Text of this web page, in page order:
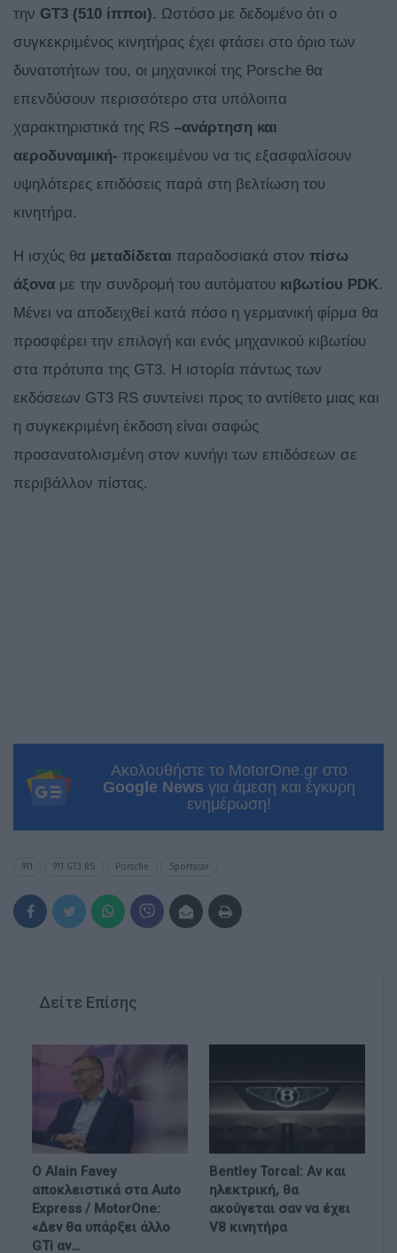
την GT3 (510 ίπποι). Ωστόσο με δεδομένο ότι ο
συγκεκριμένος κινητήρας έχει φτάσει στο όριο των
δυνατοτήτων του, οι μηχανικοί της Porsche θα
επενδύσουν περισσότερο στα υπόλοιπα
χαρακτηριστικά της RS –ανάρτηση και
αεροδυναμική- προκειμένου να τις εξασφαλίσουν
υψηλότερες επιδόσεις παρά στη βελτίωση του
κινητήρα.
Η ισχύς θα μεταδίδεται παραδοσιακά στον πίσω
άξονα με την συνδρομή του αυτόματου κιβωτίου PDK.
Μένει να αποδειχθεί κατά πόσο η γερμανική φίρμα θα
προσφέρει την επιλογή και ενός μηχανικού κιβωτίου
στα πρότυπα της GT3. Η ιστορία πάντως των
εκδόσεων GT3 RS συντείνει προς το αντίθετο μιας και
η συγκεκριμένη έκδοση είναι σαφώς
προσανατολισμένη στον κυνήγι των επιδόσεων σε
περιβάλλον πίστας.
Ακολουθήστε το MotorOne.gr στο
Google News για άμεση και έγκυρη
ενημέρωση!
911 911 GT3 RS Porsche Sportscar
Δείτε Επίσης
Ο Alain Favey
αποκλειστικά στα Auto
Express / MotorOne:
«Δεν θα υπάρξει άλλο
GTi αν…
Bentley Torcal: Αν και
ηλεκτρική, θα
ακούγεται σαν να έχει
V8 κινητήρα